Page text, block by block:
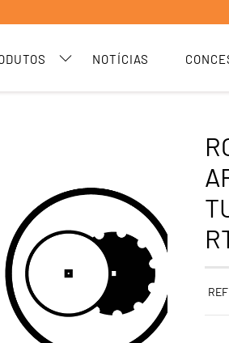
NOTÍCIAS